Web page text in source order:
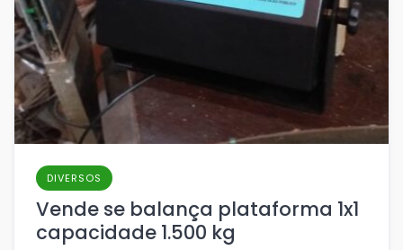
DIVERSOS
Vende se balança plataforma 1x1
capacidade 1.500 kg